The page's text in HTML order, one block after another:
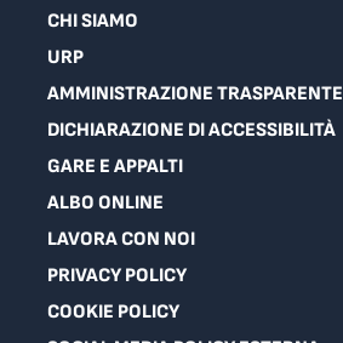
CHI SIAMO
URP
AMMINISTRAZIONE TRASPARENTE
DICHIARAZIONE DI ACCESSIBILITÀ
GARE E APPALTI
ALBO ONLINE
LAVORA CON NOI
PRIVACY POLICY
COOKIE POLICY